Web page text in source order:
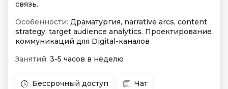
связь.
Особенности: Драматургия, narrative arcs, content
strategy, target audience analytics. Проектирование
коммуникаций для Digital-каналов
Занятий: 3-5 часов в неделю
Бессрочный доступ Чат